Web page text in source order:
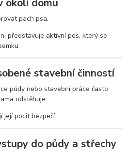
okolí domu
pach psa.
představuje aktivní pes, který se
stavební činností
půdy nebo stavební práce často
odstěhuje.
její pocit bezpečí.
do půdy a střechy